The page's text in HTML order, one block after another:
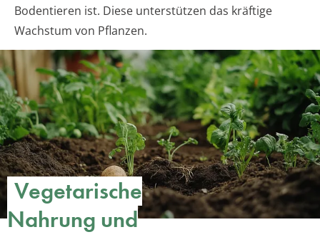
Bodentieren ist. Diese unterstützen das kräftige
Wachstum von Pflanzen.
Vegetarische
Nahrung und